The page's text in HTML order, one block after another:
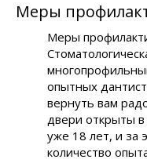
Меры
Меры
опытных
вернуть вам
двери открыты в
уже 18 лет, и за
количество